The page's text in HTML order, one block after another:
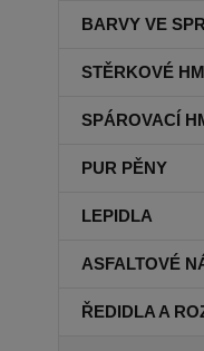
BARVY VE
STĚRKOVÉ
SPÁROVACÍ
PUR PĚNY
LEPIDLA
ASFALTOVÉ
ŘEDIDLA A